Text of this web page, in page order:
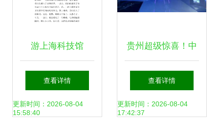
游上海科技馆
查看详情
更新时间：2026-08-04
15:58:40
贵州超级惊喜！中
国天眼引热潮，探
秘宇宙专列纯玩4
查看详情
更新时间：2026-08-04
17:42:37